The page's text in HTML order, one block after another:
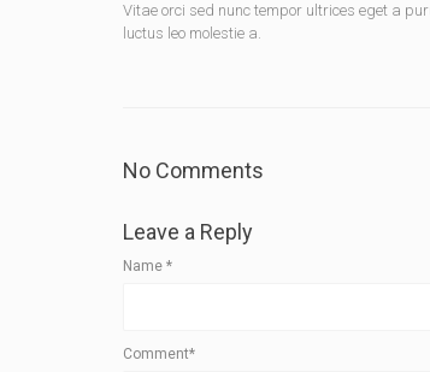
Vitae orci sed nunc tempor ultrices eget a
luctus leo molestie a.
No Comments
Leave a Reply
Name *
Comment*